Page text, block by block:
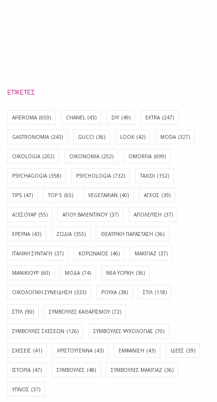
ΕΤΙΚΈΤΕΣ
AFIEROMA (659) CHANEL (43) DIY (49) EXTRA (247)
GASTRONOMIA (243) GUCCI (36) LOOK (42) MODA (327)
OIKOLOGIA (202) OIKONOMIA (252) OMORFIA (699)
PSYCHAGOGIA (358) PSYCHOLOGIA (732) TAXIDI (152)
TIPS (47) TOP 5 (65) VEGETARIAN (40) ΑΓΧΟΣ (39)
ΑΞΕΣΟΥΑΡ (55) ΑΓΊΟΥ ΒΑΛΕΝΤΊΝΟΥ (37) ΑΠΟΛΈΠΙΣΗ (37)
ΕΡΕΥΝΑ (43) ΖΩΔΙΑ (355) ΘΕΑΤΡΙΚΗ ΠΑΡΑΣΤΑΣΗ (36)
ΙΤΑΛΙΚΗ ΣΥΝΤΑΓΗ (37) ΚΟΡΩΝΑΪΟΣ (46) ΜΑΚΙΓΙΑΖ (37)
ΜΑΝΙΚΙΟΥΡ (60) ΜΟΔΑ (74) ΝΕΑ ΥΟΡΚΗ (36)
ΟΙΚΟΛΟΓΙΚΗ ΣΥΝΕΙΔΗΣΗ (333) ΡΟΥΧΑ (38) ΣΤΙΛ (118)
ΣΤΥΛ (90) ΣΥΜΒΟΥΛΕΣ ΚΑΘΑΡΙΣΜΟΥ (72)
ΣΥΜΒΟΥΛΕΣ ΣΧΕΣΕΩΝ (126) ΣΥΜΒΟΥΛΕΣ ΨΥΧΟΛΟΓΙΑΣ (70)
ΣΧΕΣΕΙΣ (41) ΧΡΙΣΤΟΥΓΕΝΝΑ (43) ΕΜΦΆΝΙΣΗ (43) ΙΔΈΕΣ (39)
ΙΣΤΟΡΊΑ (47) ΣΥΜΒΟΥΛΈΣ (48) ΣΥΜΒΟΥΛΈΣ ΜΑΚΙΓΙΆΖ (36)
ΎΠΝΟΣ (37)